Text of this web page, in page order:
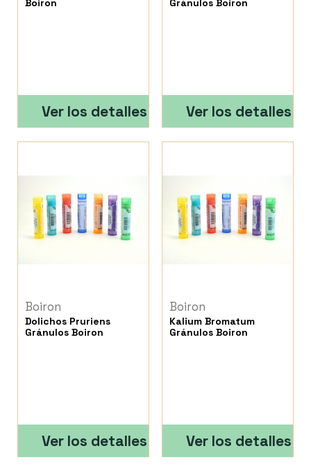
Boiron
Ver los detalles
Gránulos Boiron
Ver los detalles
Boiron
Dolichos Pruriens
Gránulos Boiron
Ver los detalles
Boiron
Kalium Bromatum
Gránulos Boiron
Ver los detalles